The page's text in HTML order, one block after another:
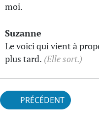
moi.
Suzanne
Le voici qui vient à
plus tard. (Elle sort.)
PRÉCÉDENT